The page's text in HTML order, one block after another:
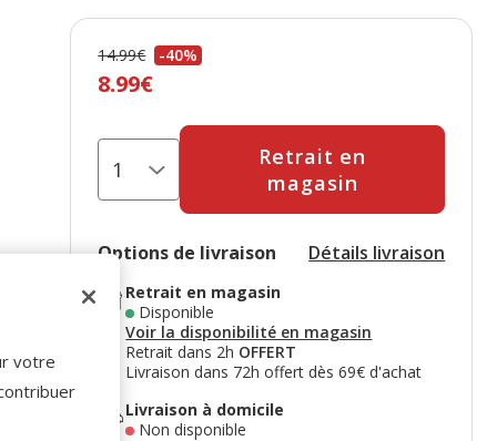
Prix antérieur 14.99€, Vous économisez 40%,
14.99€ -40%
8.99€
Retrait en
magasin
Options de livraison Détails livraison
Retrait en magasin
Disponible
Voir la disponibilité en magasin
Retrait dans 2h OFFERT
Livraison dans 72h offert dès 69€ d'achat
Livraison à domicile
Non disponible
votre